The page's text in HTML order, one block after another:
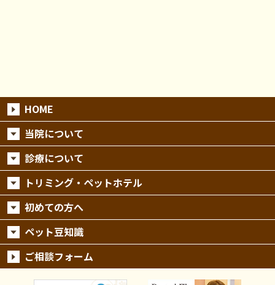
HOME
当院について
診療について
トリミング・ペットホテル
初めての方へ
ペット豆知識
ご相談フォーム